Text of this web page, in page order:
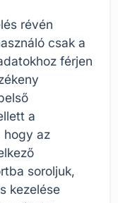
révén
csak a
férjen
a
hogy az
soroljuk,
kezelése